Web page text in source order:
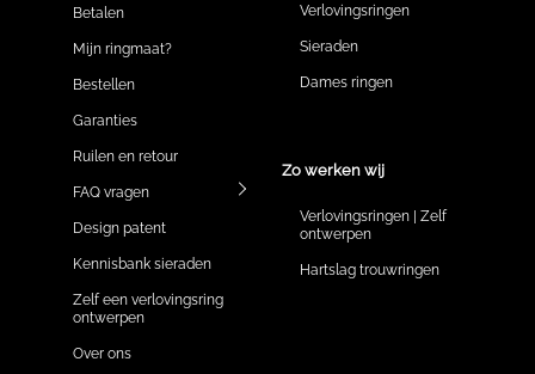
Betalen
Mijn ringmaat?
Bestellen
Garanties
Ruilen en retour
FAQ vragen
Design patent
Kennisbank sieraden
Zelf een verlovingsring
ontwerpen
Over ons
Verlovingsringen
Sieraden
Dames ringen
Zo werken wij
Verlovingsringen | Zelf
ontwerpen
Hartslag trouwringen